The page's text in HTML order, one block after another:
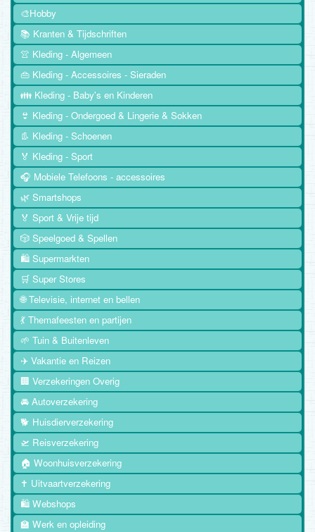
🎨Hobby
📚 Kranten & Tijdschriften
👚 Kleding - Algemeen
👜 Kleding - Accessoires - Sieraden
👪 Kleding - Baby's en Kinderen
👙 Kleding - Ondergoed & Lingerie & Sokken
👢 Kleding - Schoenen
🏅 Kleding - Sport
🎧 Mobiele Telefoons - accessoires
🌿 Smartshops
🏅 Sport & Vrije tijd
🎲 Speelgoed & Spellen
🛍️ Supermarkten
🛒 Super Stores
🌐 Televisie, internet en bellen
💃 Themafeesten en partijen
🌱 Tuin & Buitenleven
✈️ Vakantie en Reizen
🏢 Verzekeringen Overig
🚘 Autoverzekering
🐕 Huisdierverzekering
🛫 Reisverzekering
🏠 Woonhuisverzekering
✝️ Uitvaartverzekering
🛍️ Webshops
🏫 Werk en opleiding